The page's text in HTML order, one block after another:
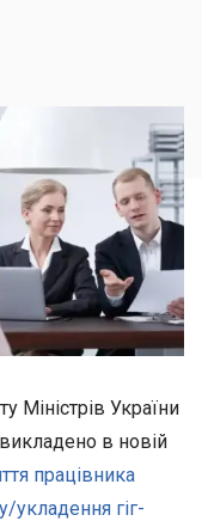
Міністрів України
в новій
працівника
укладення гіг-